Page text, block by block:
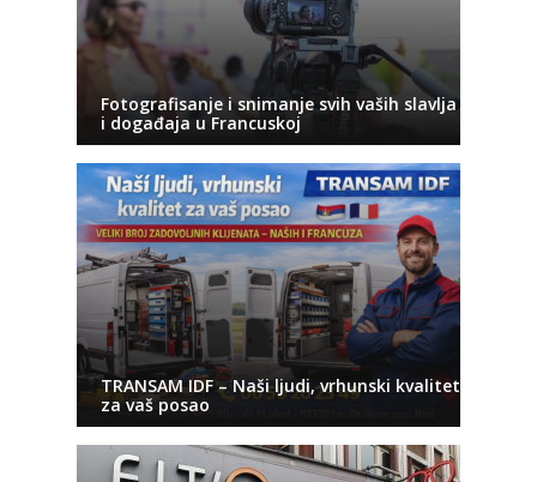
Fotografisanje i snimanje svih vaših slavlja
i događaja u Francuskoj
TRANSAM IDF – Naši ljudi, vrhunski kvalitet
za vaš posao